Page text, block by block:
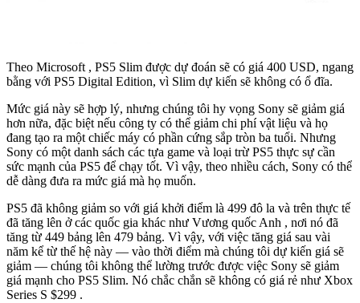
Theo Microsoft , PS5 Slim được dự đoán sẽ có giá 400 USD, ngang
bằng với PS5 Digital Edition, vì Slim dự kiến ​​sẽ không có ổ đĩa.
Mức giá này sẽ hợp lý, nhưng chúng tôi hy vọng Sony sẽ giảm giá
hơn nữa, đặc biệt nếu công ty có thể giảm chi phí vật liệu và họ
đang tạo ra một chiếc máy có phần cứng sắp tròn ba tuổi. Nhưng
Sony có một danh sách các tựa game và loại trừ PS5 thực sự cần
sức mạnh của PS5 để chạy tốt. Vì vậy, theo nhiều cách, Sony có thể
dễ dàng đưa ra mức giá mà họ muốn.
PS5 đã không giảm so với giá khởi điểm là 499 đô la và trên thực tế
đã tăng lên ở các quốc gia khác như Vương quốc Anh , nơi nó đã
tăng từ 449 bảng lên 479 bảng. Vì vậy, với việc tăng giá sau vài
năm kể từ thế hệ này — vào thời điểm mà chúng tôi dự kiến ​​giá sẽ
giảm — chúng tôi không thể lường trước được việc Sony sẽ giảm
giá mạnh cho PS5 Slim. Nó chắc chắn sẽ không có giá rẻ như Xbox
Series S $299 .